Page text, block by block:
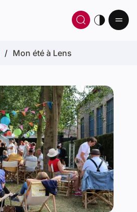
Ouvrir
Mon été à Lens